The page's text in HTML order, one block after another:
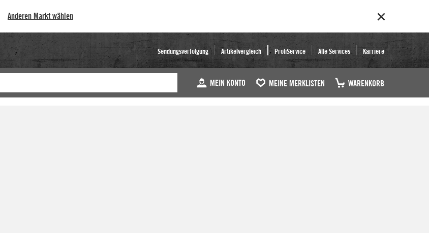
Anderen Markt wählen
Sendungsverfolgung Artikelvergleich ProfiService Alle Services Karriere
MEIN KONTO MEINE MERKLISTEN WARENKORB